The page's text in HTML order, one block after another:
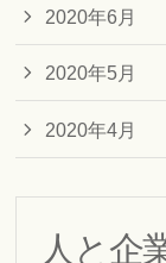
2020年6月
2020年5月
2020年4月
人と企